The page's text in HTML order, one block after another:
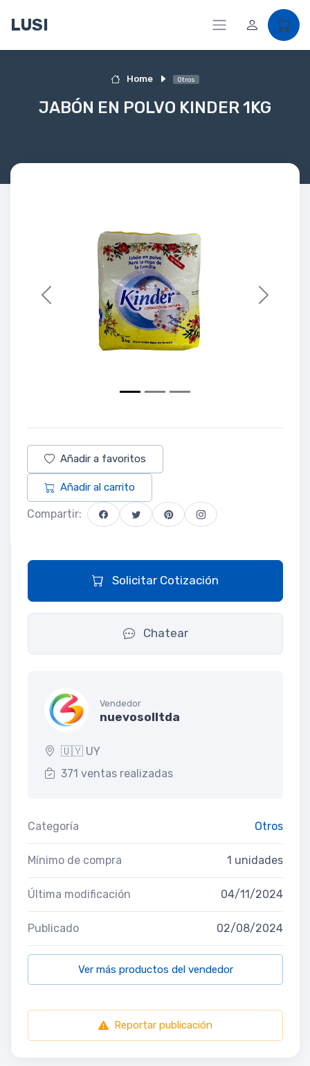
LUSI
Home Otros
JABÓN EN POLVO KINDER 1KG
Previous Next
Añadir a favoritos
Añadir al carrito
Compartir:
Solicitar Cotización
Chatear
Vendedor
nuevosolltda
🇺🇾 UY
371 ventas realizadas
Categoría Otros
Mínimo de compra 1 unidades
Última modificación 04/11/2024
Publicado 02/08/2024
Ver más productos del vendedor
Reportar publicación